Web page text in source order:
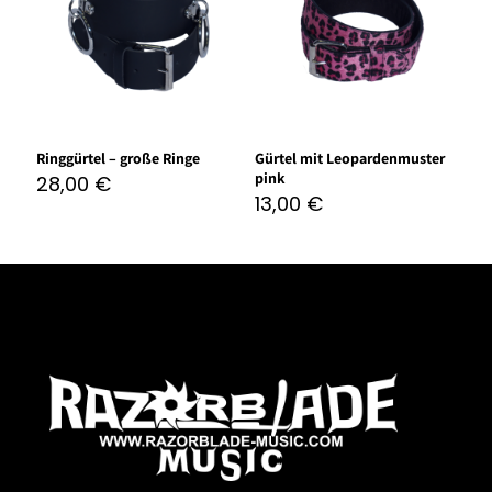
Ringgürtel – große Ringe
28,00 €
Gürtel mit Leopardenmuster
pink
13,00 €